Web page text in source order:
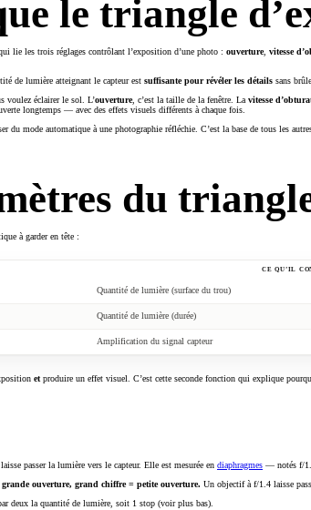
le triangle
lie les trois réglages contrôlant l’exposition d’une photo : ouverture, vitesse
de lumière atteignant le capteur est suffisante pour révéler les détails sans
voulez éclairer le sol. L’ouverture, c’est la taille de la fenêtre. La vitesse
longtemps — avec des effets visuels différents à chaque fois.
du mode automatique à une photographie réfléchie. C’est la base de tous les
du
à garder en tête :
CE QU’IL
Quantité de lumière (surface du trou)
Quantité de lumière (durée)
Amplification du signal capteur
et produire un effet visuel. C’est cette seconde fonction qui explique
passer la lumière vers le capteur. Elle est mesurée en diaphragmes — notés f/
ouverture, grand chiffre = petite ouverture. Un objectif à f/1.4 laisse
la quantité de lumière, soit 1 stop (voir plus bas).